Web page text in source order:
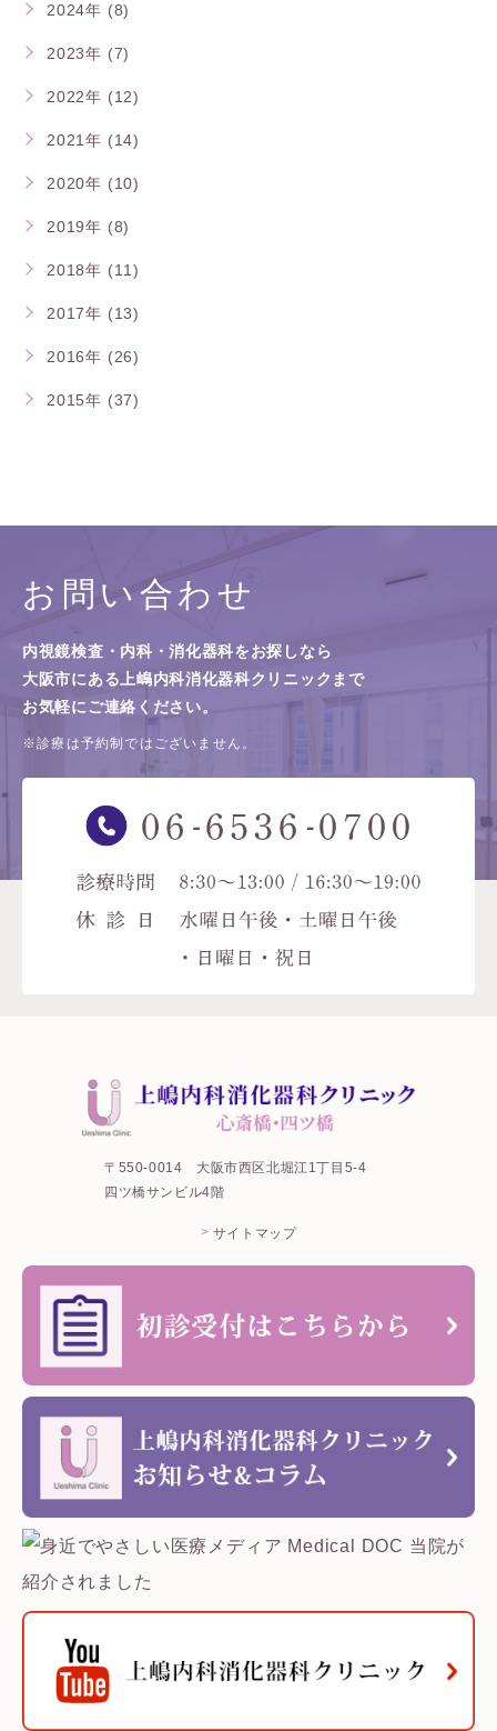
2024年 (8)
2023年 (7)
2022年 (12)
2021年 (14)
2020年 (10)
2019年 (8)
2018年 (11)
2017年 (13)
2016年 (26)
2015年 (37)
お問い合わせ
内視鏡検査・内科・消化器科をお探しなら
大阪市にある上嶋内科消化器科クリニックまで
お気軽にご連絡ください。
※診療は予約制ではございません。
〒550-0014 大阪市西区北堀江1丁目5-4
四ツ橋サンビル4階
サイトマップ